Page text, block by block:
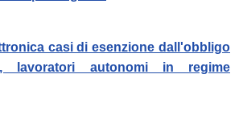
casi di esenzione dall'obbligo
lavoratori autonomi in regime